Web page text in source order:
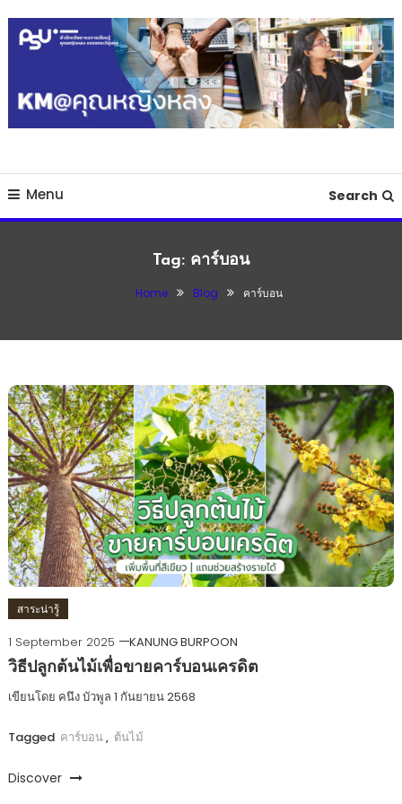
Menu Search
Tag: คาร์บอน
Home Blog คาร์บอน
สาระน่ารู้
1 September 2025
KANUNG BURPOON
วิธีปลูกต้นไม้เพื่อขายคาร์บอนเครดิต
เขียนโดย คนึง บัวพูล 1 กันยายน 2568
Tagged คาร์บอน, ต้นไม้
Discover